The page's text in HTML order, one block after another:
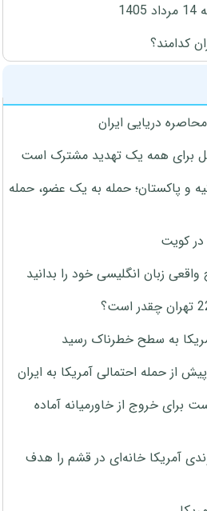
کدامند؟
دریایی ایران
برای همه یک تهدید مشترک است
و پاکستان؛ حمله به یک عضو، حمله
در کویت
زبان انگلیسی خود را بدانید
به سطح خطرناک رسید
از حمله احتمالی آمریکا به ایران
برای خروج از خاورمیانه آماده
بمب ۲۰۰۰ پوندی آمریکا خانه‌ای در قشم را هدف